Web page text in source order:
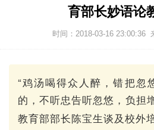
育部长妙语论
时间：2018-03-16 23:00:36
“鸡汤喝得众人醉，错把忽
的，不听忠告听忽悠，负担
教育部部长陈宝生谈及校外